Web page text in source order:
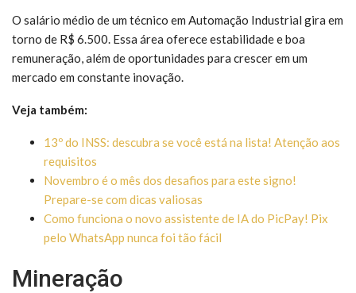
O salário médio de um técnico em Automação Industrial gira em
torno de R$ 6.500. Essa área oferece estabilidade e boa
remuneração, além de oportunidades para crescer em um
mercado em constante inovação.
Veja também:
13º do INSS: descubra se você está na lista! Atenção aos
requisitos
Novembro é o mês dos desafios para este signo!
Prepare-se com dicas valiosas
Como funciona o novo assistente de IA do PicPay! Pix
pelo WhatsApp nunca foi tão fácil
Mineração